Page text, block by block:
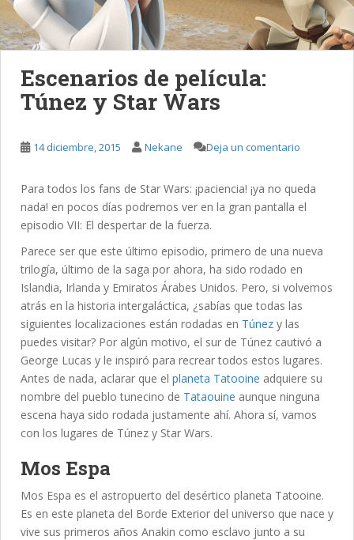
Escenarios de película:
Túnez y Star Wars
14 diciembre, 2015 Nekane Deja un comentario
Para todos los fans de Star Wars: ¡paciencia! ¡ya no queda
nada! en pocos días podremos ver en la gran pantalla el
episodio VII: El despertar de la fuerza.
Parece ser que este último episodio, primero de una nueva
trilogía, último de la saga por ahora, ha sido rodado en
Islandia, Irlanda y Emiratos Árabes Unidos. Pero, si volvemos
atrás en la historia intergaláctica, ¿sabías que todas las
siguientes localizaciones están rodadas en Túnez y las
puedes visitar? Por algún motivo, el sur de Túnez cautivó a
George Lucas y le inspiró para recrear todos estos lugares.
Antes de nada, aclarar que el planeta Tatooine adquiere su
nombre del pueblo tunecino de Tataouine aunque ninguna
escena haya sido rodada justamente ahí. Ahora sí, vamos
con los lugares de Túnez y Star Wars.
Mos Espa
Mos Espa es el astropuerto del desértico planeta Tatooine.
Es en este planeta del Borde Exterior del universo que nace y
vive sus primeros años Anakin como esclavo junto a su